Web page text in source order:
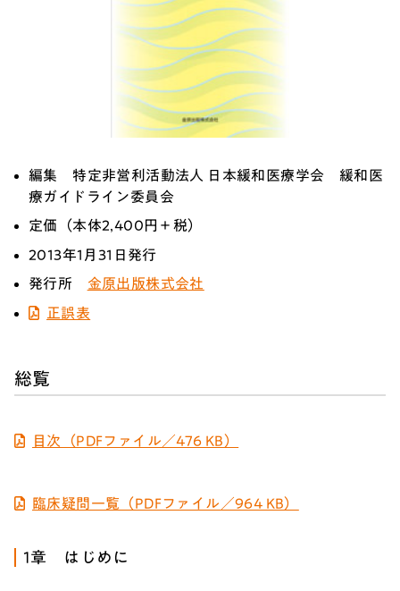
編集 特定非営利活動法人 日本緩和医療学会 緩和医
療ガイドライン委員会
定価（本体2,400円＋税）
2013年1月31日発行
発行所 金原出版株式会社
正誤表
総覧
目次（PDFファイル／476 KB）
臨床疑問一覧（PDFファイル／964 KB）
1章 はじめに